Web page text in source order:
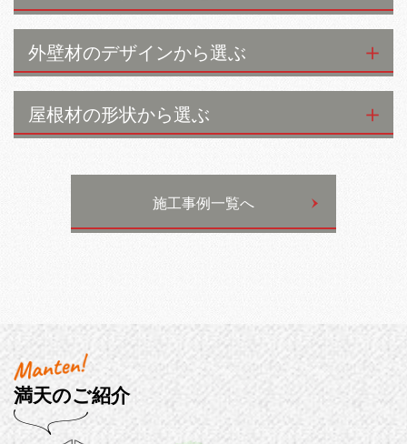
外壁材のデザインから選ぶ
屋根材の形状から選ぶ
施工事例一覧へ
満天のご紹介